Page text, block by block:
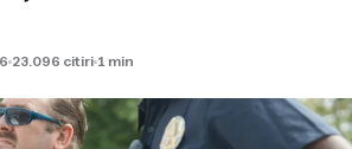
23.096 citiri 1 min